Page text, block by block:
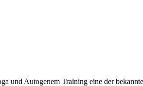
und Autogenem Training eine der